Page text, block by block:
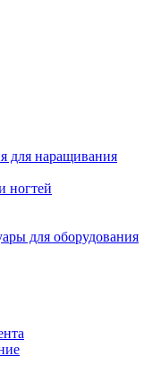
для наращивания
ногтей
для оборудования